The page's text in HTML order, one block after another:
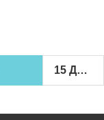
15 ДЕКАБРЯ 2009